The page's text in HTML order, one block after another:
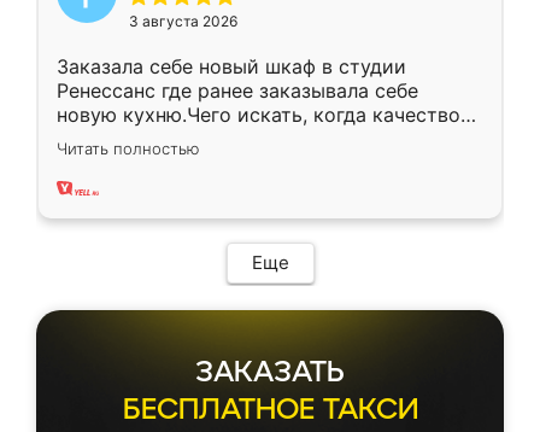
3 августа 2026
Заказала себе новый шкаф в студии
Ренессанс где ранее заказывала себе
новую кухню.Чего искать, когда качеством
вполне довольна. Служит кухня уже почти
два года, нареканий нет.
Читать полностью
Еще
ЗАКАЗАТЬ
БЕСПЛАТНОЕ ТАКСИ